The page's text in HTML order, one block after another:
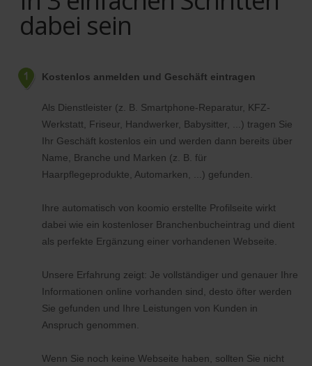
dabei sein
Kostenlos anmelden und Geschäft eintragen
Als Dienstleister (z. B. Smartphone-Reparatur, KFZ-
Werkstatt, Friseur, Handwerker, Babysitter, ...) tragen Sie
Ihr Geschäft kostenlos ein und werden dann bereits über
Name, Branche und Marken (z. B. für
Haarpflegeprodukte, Automarken, ...) gefunden.
Ihre automatisch von koomio erstellte Profilseite wirkt
dabei wie ein kostenloser Branchenbucheintrag und dient
als perfekte Ergänzung einer vorhandenen Webseite.
Unsere Erfahrung zeigt: Je vollständiger und genauer Ihre
Informationen online vorhanden sind, desto öfter werden
Sie gefunden und Ihre Leistungen von Kunden in
Anspruch genommen.
Wenn Sie noch keine Webseite haben, sollten Sie nicht